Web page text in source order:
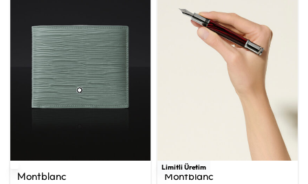
Montblanc
Limitli Üretim
Montblanc